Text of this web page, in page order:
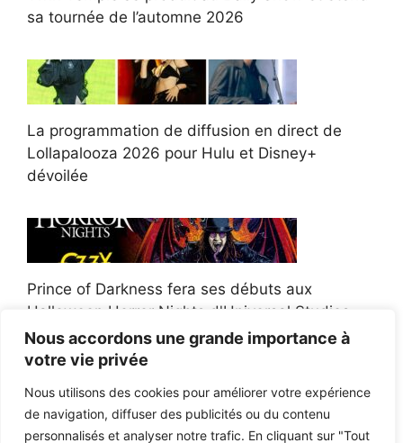
Nous accordons une grande importance à
votre vie privée
Nous utilisons des cookies pour améliorer votre expérience
de navigation, diffuser des publicités ou du contenu
personnalisés et analyser notre trafic. En cliquant sur "Tout
sa tournée de l’automne 2026
La programmation de diffusion en direct de
Lollapalooza 2026 pour Hulu et Disney+
dévoilée
Prince of Darkness fera ses débuts aux
Halloween Horror Nights d'Universal Studios
Afroman poursuit un policier de l'Ohio après la